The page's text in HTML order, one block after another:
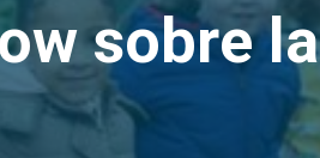
sobre la